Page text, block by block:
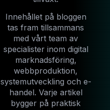
Innehållet på bloggen
tas fram tillsammans
med vårt team av
specialister inom digital
marknadsföring,
webbproduktion,
systemutveckling och e-
handel. Varje artikel
bygger på praktisk